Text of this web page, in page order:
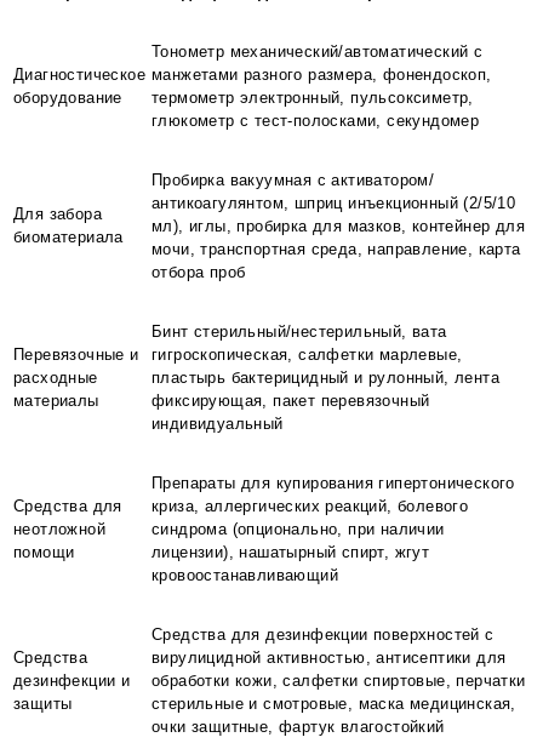
Диагностическое
оборудование
Тонометр механический/автоматический с
манжетами разного размера, фонендоскоп,
термометр электронный, пульсоксиметр,
глюкометр с тест-полосками, секундомер
Для забора
биоматериала
Пробирка вакуумная с активатором/
антикоагулянтом, шприц инъекционный (2/5/10
мл), иглы, пробирка для мазков, контейнер для
мочи, транспортная среда, направление, карта
отбора проб
Перевязочные и
расходные
материалы
Бинт стерильный/нестерильный, вата
гигроскопическая, салфетки марлевые,
пластырь бактерицидный и рулонный, лента
фиксирующая, пакет перевязочный
индивидуальный
Средства для
неотложной
помощи
Препараты для купирования гипертонического
криза, аллергических реакций, болевого
синдрома (опционально, при наличии
лицензии), нашатырный спирт, жгут
кровоостанавливающий
Средства
дезинфекции и
защиты
Средства для дезинфекции поверхностей с
вирулицидной активностью, антисептики для
обработки кожи, салфетки спиртовые, перчатки
стерильные и смотровые, маска медицинская,
очки защитные, фартук влагостойкий